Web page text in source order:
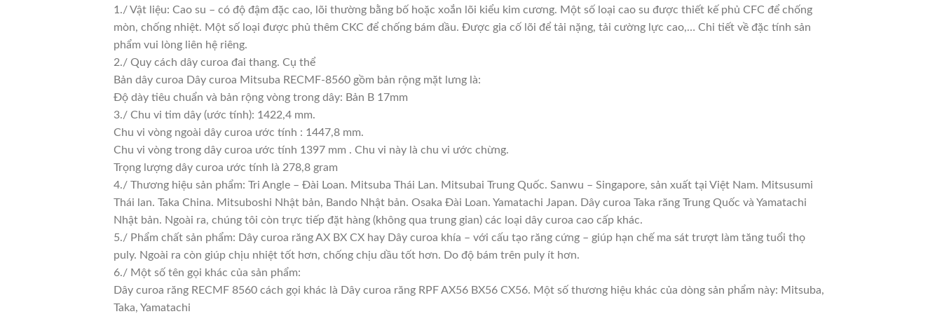
1./ Vật liệu: Cao su – có độ đậm đặc cao, lõi thường bằng bố hoặc xoắn lõi kiểu kim cương. Một số loại cao su được thiết kế phủ CFC để chống
mòn, chống nhiệt. Một số loại được phủ thêm CKC để chống bám dầu. Được gia cố lõi để tải nặng, tải cường lực cao,… Chi tiết về đặc tính sản
phẩm vui lòng liên hệ riêng.
2./ Quy cách dây curoa đai thang. Cụ thể
Bản dây curoa Dây curoa Mitsuba RECMF-8560 gồm bản rộng mặt lưng là:
Độ dày tiêu chuẩn và bản rộng vòng trong dây: Bản B 17mm
3./ Chu vi tim dây (ước tính): 1422,4 mm.
Chu vi vòng ngoài dây curoa ước tính : 1447,8 mm.
Chu vi vòng trong dây curoa ước tính 1397 mm . Chu vi này là chu vi ước chừng.
Trọng lượng dây curoa ước tính là 278,8 gram
4./ Thương hiệu sản phẩm: Tri Angle – Đài Loan. Mitsuba Thái Lan. Mitsubai Trung Quốc. Sanwu – Singapore, sản xuất tại Việt Nam. Mitsusumi
Thái lan. Taka China. Mitsuboshi Nhật bản, Bando Nhật bản. Osaka Đài Loan. Yamatachi Japan. Dây curoa Taka răng Trung Quốc và Yamatachi
Nhật bản. Ngoài ra, chúng tôi còn trực tiếp đặt hàng (không qua trung gian) các loại dây curoa cao cấp khác.
5./ Phẩm chất sản phẩm: Dây curoa răng AX BX CX hay Dây curoa khía – với cấu tạo răng cứng – giúp hạn chế ma sát trượt làm tăng tuổi thọ
puly. Ngoài ra còn giúp chịu nhiệt tốt hơn, chống chịu dầu tốt hơn. Do độ bám trên puly ít hơn.
6./ Một số tên gọi khác của sản phẩm:
Dây curoa răng RECMF 8560 cách gọi khác là Dây curoa răng RPF AX56 BX56 CX56. Một số thương hiệu khác của dòng sản phẩm này: Mitsuba,
Taka, Yamatachi